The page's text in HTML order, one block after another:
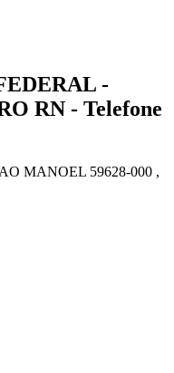
-
RN - Telefone
MANOEL 59628-000 ,